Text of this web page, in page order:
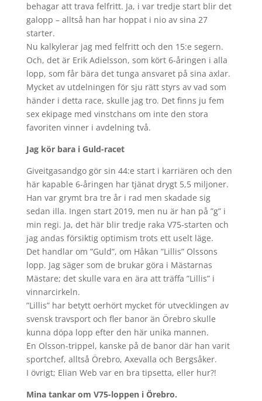
behagar att trava felfritt. Ja, i var tredje start blir det
galopp – alltså han har hoppat i nio av sina 27
starter.
Nu kalkylerar jag med felfritt och den 15:e segern.
Och, det är Erik Adielsson, som kört 6-åringen i alla
lopp, som får bära det tunga ansvaret på sina axlar.
Mycket av utdelningen för sju rätt styrs av vad som
händer i detta race, skulle jag tro. Det finns ju fem
sex ekipage med vinstchans om inte den stora
favoriten vinner i avdelning två.
Jag kör bara i Guld-racet
Giveitgasandgo gör sin 44:e start i karriären och den
här kapable 6-åringen har tjänat drygt 5,5 miljoner.
Han var grymt bra tre år i rad men skadade sig
sedan illa. Ingen start 2019, men nu är han på ”g” i
min regi. Ja, det här blir tredje raka V75-starten och
jag andas försiktig optimism trots ett uselt läge.
Det handlar om ”Guld”, om Håkan ”Lillis” Olssons
lopp. Jag säger som de brukar göra i Mästarnas
Mästare; det skulle vara en ära att träffa ”Lillis” i
vinnarcirkeln.
”Lillis” har betytt oerhört mycket för utvecklingen av
svensk travsport och fler banor än Örebro skulle
kunna döpa lopp efter den här unika mannen.
En Olsson-trippel, kanske på de banor där han varit
sportchef, alltså Örebro, Axevalla och Bergsåker.
I övrigt; Elian Web var en bra tipsetta, eller hur?!
Mina tankar om V75-loppen i Örebro.